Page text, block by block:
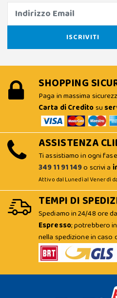
SHOPPING
Paga in massima
Carta di Creditosu
ASSISTENZA
Ti assistiamo in ogni
349 11 91 149o scrivi a
Attivo dal Lunedì al Venerdì
TEMPI DI
Spediamo in 24/48 ore
Espresso; potrebbero
nella spedizione in caso